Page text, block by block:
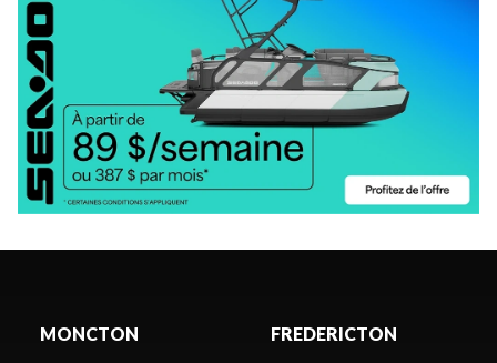
MONCTON FREDERICTON